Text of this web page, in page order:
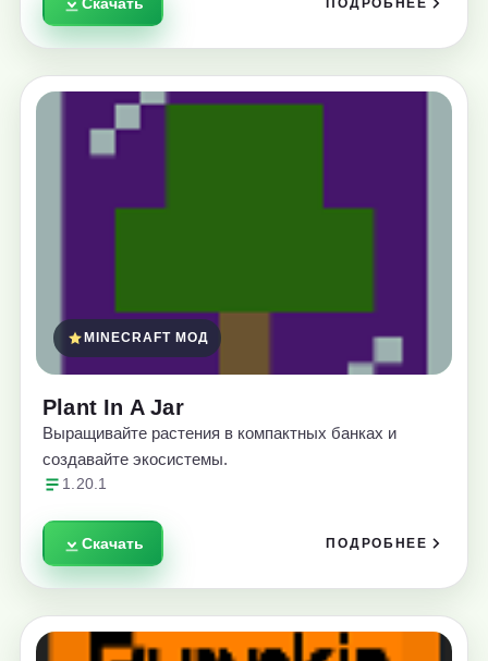
Скачать ПОДРОБНЕЕ
MINECRAFT МОД
Plant In A Jar
Выращивайте растения в компактных банках и
создавайте экосистемы.
1.20.1
Скачать ПОДРОБНЕЕ